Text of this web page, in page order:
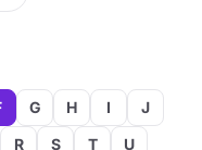
G H I
J
R S T
U